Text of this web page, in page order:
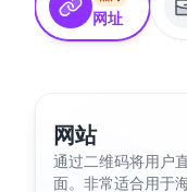
网址
网站
通过二维码将用户
面。非常适合用于